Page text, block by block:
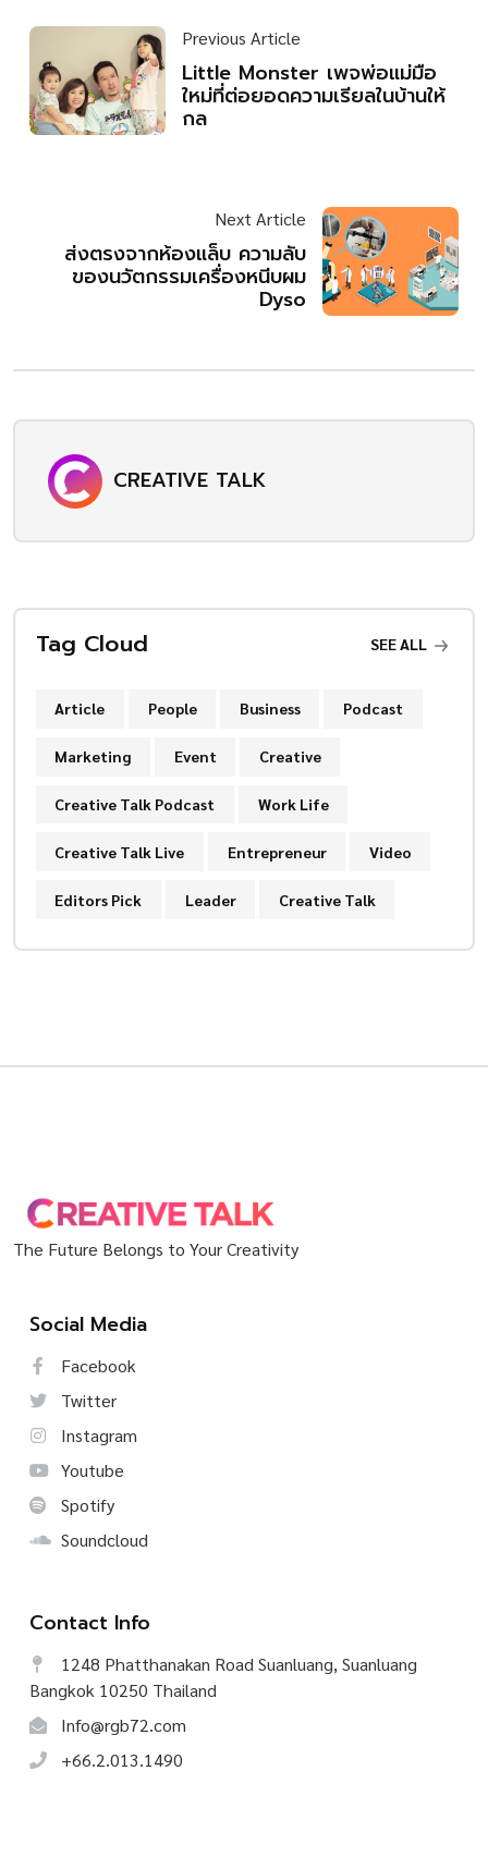
Previous Article
Little Monster เพจพ่อแม่มือ
ใหม่ที่ต่อยอดความเรียลในบ้านให้
กล
Next Article
ส่งตรงจากห้องแล็บ ความลับ
ของนวัตกรรมเครื่องหนีบผม
Dyso
CREATIVE TALK
Tag Cloud SEE ALL
Article People Business Podcast
Marketing Event Creative
Creative Talk Podcast Work Life
Creative Talk Live Entrepreneur Video
Editors Pick Leader Creative Talk
The Future Belongs to Your Creativity
Social Media
Facebook
Twitter
Instagram
Youtube
Spotify
Soundcloud
Contact Info
1248 Phatthanakan Road Suanluang, Suanluang
Bangkok 10250 Thailand
Info@rgb72.com
+66.2.013.1490